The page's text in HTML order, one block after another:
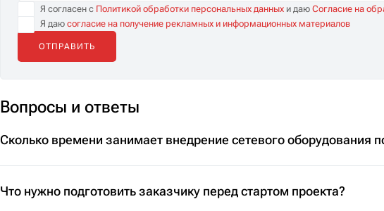
Я согласен с Политикой обработки персональных данных и даюСогласие на
Я даюсогласие на получение рекламных и информационных материалов
Вопросы и ответы
Сколько времени занимает внедрение сетевого оборудования
Что нужно подготовить заказчику перед стартом проекта?